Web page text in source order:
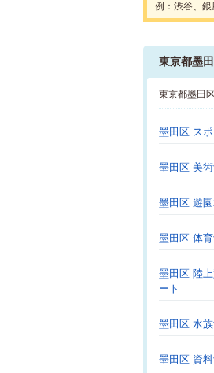
例：渋谷、
東京都墨
東京都墨田
墨田区 ス
墨田区 美
墨田区 遊
墨田区 体
墨田区 陸
ート
墨田区 水
墨田区 資